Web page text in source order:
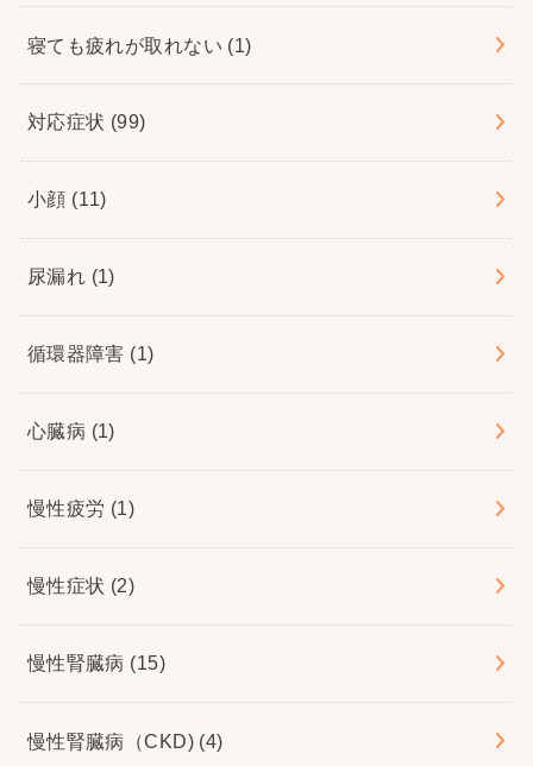
寝ても疲れが取れない (1)
対応症状 (99)
小顔 (11)
尿漏れ (1)
循環器障害 (1)
心臓病 (1)
慢性疲労 (1)
慢性症状 (2)
慢性腎臓病 (15)
慢性腎臓病（CKD) (4)